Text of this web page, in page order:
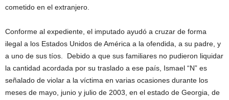
cometido en el extranjero.
Conforme al expediente, el imputado ayudó a cruzar de forma
ilegal a los Estados Unidos de América a la ofendida, a su padre, y
a uno de sus tíos. Debido a que sus familiares no pudieron liquidar
la cantidad acordada por su traslado a ese país, Ismael “N” es
señalado de violar a la víctima en varias ocasiones durante los
meses de mayo, junio y julio de 2003, en el estado de Georgia, de